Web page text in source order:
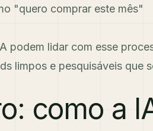
"quero comprar este mês"
podem lidar com esse
limpos e pesquisáveis que
como a